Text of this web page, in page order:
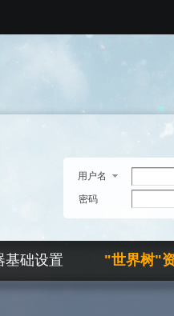
用户名
密码
基础设置 "世界树"